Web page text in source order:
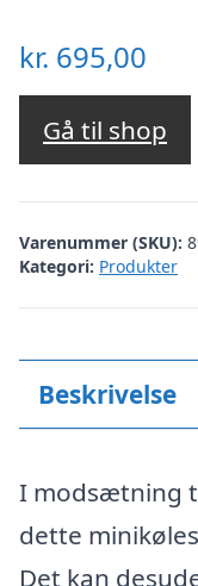
kr. 695,00
Gå til shop
Varenummer (SKU):
Kategori: Produkter
Beskrivelse
I modsætning
dette
Det kan